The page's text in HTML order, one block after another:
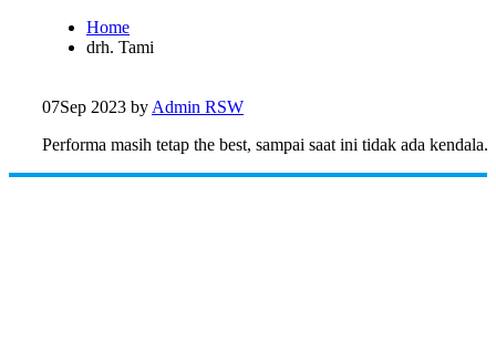
Home
drh. Tami
07Sep 2023 by Admin RSW
Performa masih tetap the best, sampai saat ini tidak ada kendala.